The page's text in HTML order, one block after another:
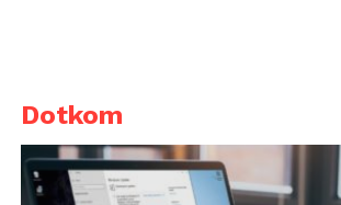
Dotkom